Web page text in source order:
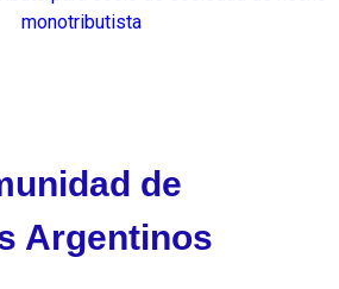
monotributista
de
Argentinos